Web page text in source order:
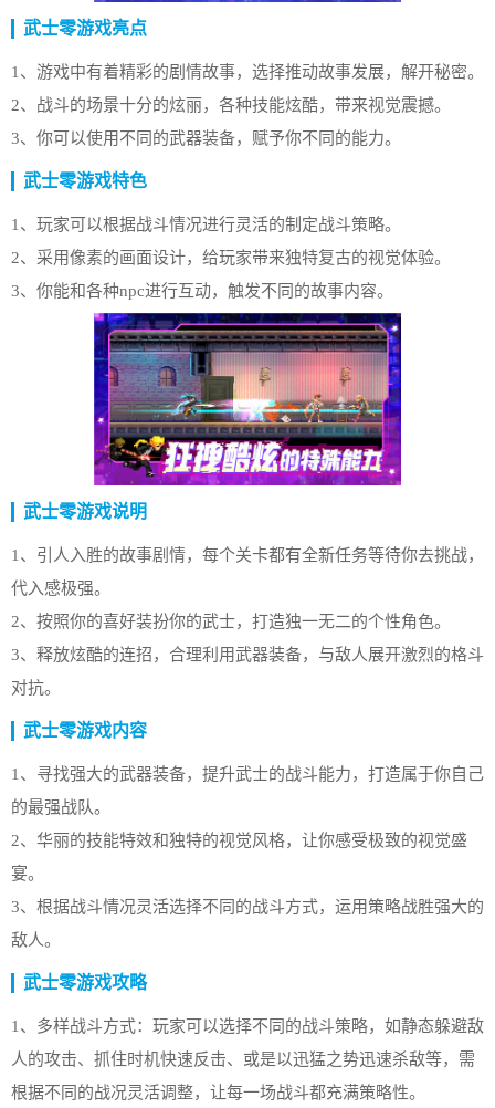
武士零游戏亮点
1、游戏中有着精彩的剧情故事，选择推动故事发展，解开秘密。
2、战斗的场景十分的炫丽，各种技能炫酷，带来视觉震撼。
3、你可以使用不同的武器装备，赋予你不同的能力。
武士零游戏特色
1、玩家可以根据战斗情况进行灵活的制定战斗策略。
2、采用像素的画面设计，给玩家带来独特复古的视觉体验。
3、你能和各种npc进行互动，触发不同的故事内容。
武士零游戏说明
1、引人入胜的故事剧情，每个关卡都有全新任务等待你去挑战，
代入感极强。
2、按照你的喜好装扮你的武士，打造独一无二的个性角色。
3、释放炫酷的连招，合理利用武器装备，与敌人展开激烈的格斗
对抗。
武士零游戏内容
1、寻找强大的武器装备，提升武士的战斗能力，打造属于你自己
的最强战队。
2、华丽的技能特效和独特的视觉风格，让你感受极致的视觉盛
宴。
3、根据战斗情况灵活选择不同的战斗方式，运用策略战胜强大的
敌人。
武士零游戏攻略
1、多样战斗方式：玩家可以选择不同的战斗策略，如静态躲避敌
人的攻击、抓住时机快速反击、或是以迅猛之势迅速杀敌等，需
根据不同的战况灵活调整，让每一场战斗都充满策略性。​